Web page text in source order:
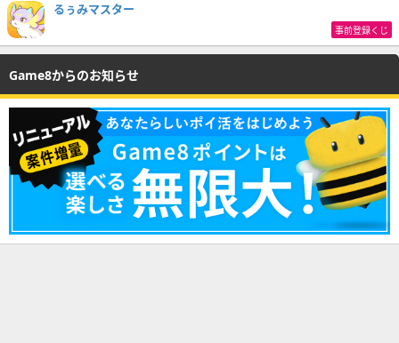
るぅみマスター
事前登録くじ
Game8からのお知らせ